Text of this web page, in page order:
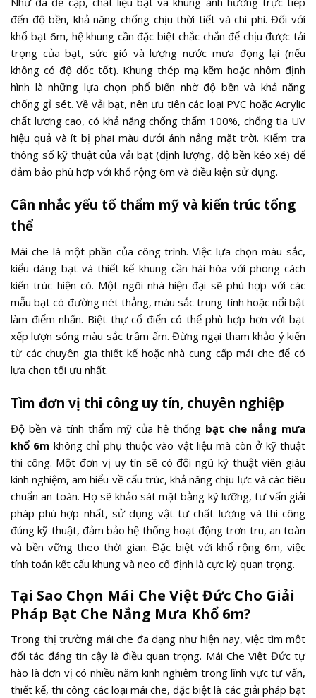
đến độ bền, khả năng chống chịu thời tiết và chi phí. Đối với
khổ bạt 6m, hệ khung cần đặc biệt chắc chắn để chịu được tải
trọng của bạt, sức gió và lượng nước mưa đọng lại (nếu
không có độ dốc tốt). Khung thép mạ kẽm hoặc nhôm định
hình là những lựa chọn phổ biến nhờ độ bền và khả năng
chống gỉ sét. Về vải bạt, nên ưu tiên các loại PVC hoặc Acrylic
chất lượng cao, có khả năng chống thấm 100%, chống tia UV
hiệu quả và ít bị phai màu dưới ánh nắng mặt trời. Kiểm tra
thông số kỹ thuật của vải bạt (định lượng, độ bền kéo xé) để
đảm bảo phù hợp với khổ rộng 6m và điều kiện sử dụng.
Cân nhắc yếu tố thẩm mỹ và kiến trúc tổng
thể
Mái che là một phần của công trình. Việc lựa chọn màu sắc,
kiểu dáng bạt và thiết kế khung cần hài hòa với phong cách
kiến trúc hiện có. Một ngôi nhà hiện đại sẽ phù hợp với các
mẫu bạt có đường nét thẳng, màu sắc trung tính hoặc nổi bật
làm điểm nhấn. Biệt thự cổ điển có thể phù hợp hơn với bạt
xếp lượn sóng màu sắc trầm ấm. Đừng ngại tham khảo ý kiến
từ các chuyên gia thiết kế hoặc nhà cung cấp mái che để có
lựa chọn tối ưu nhất.
Tìm đơn vị thi công uy tín, chuyên nghiệp
Độ bền và tính thẩm mỹ của hệ thống bạt che nắng mưa
khổ 6m không chỉ phụ thuộc vào vật liệu mà còn ở kỹ thuật
thi công. Một đơn vị uy tín sẽ có đội ngũ kỹ thuật viên giàu
kinh nghiệm, am hiểu về cấu trúc, khả năng chịu lực và các tiêu
chuẩn an toàn. Họ sẽ khảo sát mặt bằng kỹ lưỡng, tư vấn giải
pháp phù hợp nhất, sử dụng vật tư chất lượng và thi công
đúng kỹ thuật, đảm bảo hệ thống hoạt động trơn tru, an toàn
và bền vững theo thời gian. Đặc biệt với khổ rộng 6m, việc
tính toán kết cấu khung và neo cố định là cực kỳ quan trọng.
Tại Sao Chọn Mái Che Việt Đức Cho Giải
Pháp Bạt Che Nắng Mưa Khổ 6m?
Trong thị trường mái che đa dạng như hiện nay, việc tìm một
đối tác đáng tin cậy là điều quan trọng. Mái Che Việt Đức tự
hào là đơn vị có nhiều năm kinh nghiệm trong lĩnh vực tư vấn,
thiết kế, thi công các loại mái che, đặc biệt là các giải pháp bạt